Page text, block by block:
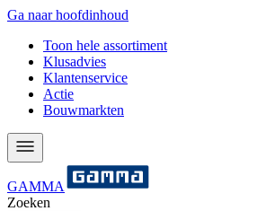
Ga naar hoofdinhoud
Toon hele assortiment
Klusadvies
Klantenservice
Actie
Bouwmarkten
GAMMA
Zoeken